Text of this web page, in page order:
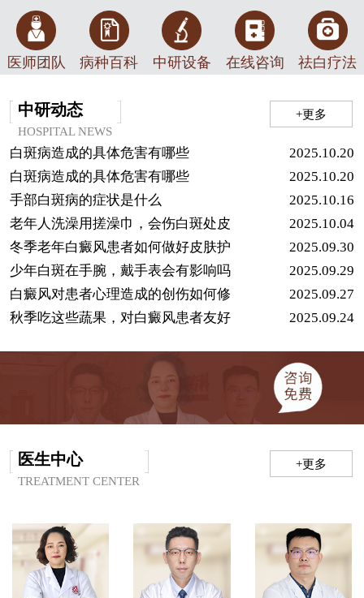
医师团队 病种百科 中研设备 在线咨询 祛白疗法
中研动态
HOSPITAL NEWS
+更多
白斑病造成的具体危害有哪些
2025.10.20
白斑病造成的具体危害有哪些
2025.10.20
手部白斑病的症状是什么
2025.10.16
老年人洗澡用搓澡巾，会伤白斑处皮
2025.10.04
冬季老年白癜风患者如何做好皮肤护
2025.09.30
少年白斑在手腕，戴手表会有影响吗
2025.09.29
白癜风对患者心理造成的创伤如何修
2025.09.27
秋季吃这些蔬果，对白癜风患者友好
2025.09.24
医生中心
TREATMENT CENTER
+更多